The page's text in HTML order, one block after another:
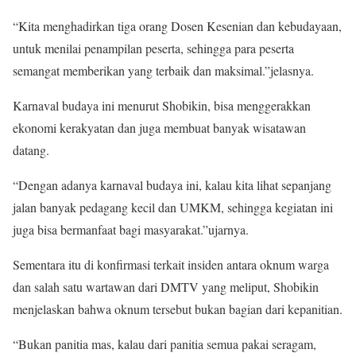
“Kita menghadirkan tiga orang Dosen Kesenian dan kebudayaan,
untuk menilai penampilan peserta, sehingga para peserta
semangat memberikan yang terbaik dan maksimal.”jelasnya.
Karnaval budaya ini menurut Shobikin, bisa menggerakkan
ekonomi kerakyatan dan juga membuat banyak wisatawan
datang.
“Dengan adanya karnaval budaya ini, kalau kita lihat sepanjang
jalan banyak pedagang kecil dan UMKM, sehingga kegiatan ini
juga bisa bermanfaat bagi masyarakat.”ujarnya.
Sementara itu di konfirmasi terkait insiden antara oknum warga
dan salah satu wartawan dari DMTV yang meliput, Shobikin
menjelaskan bahwa oknum tersebut bukan bagian dari kepanitian.
“Bukan panitia mas, kalau dari panitia semua pakai seragam,